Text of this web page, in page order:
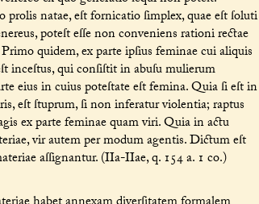
natae, eſt fornicatio ſimplex, quae eſt ſoluti
poteſt eſſe non conveniens rationi rectae
quidem, ex parte ipſius feminae cui aliquis
inceſtus, qui conſiſtit in abuſu mulierum
eius in cuius poteſtate eſt femina. Quia ſi eſt in
eſt ſtuprum, ſi non inferatur violentia; raptus
ex parte feminae quam viri. Quia in actu
vir autem per modum agentis. Dictum eſt
aſſignantur. (IIa-IIae, q. 154 a. 1 co.)